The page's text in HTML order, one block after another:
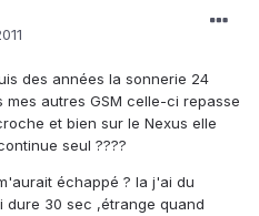
des années la sonnerie 24
autres GSM celle-ci repasse
et bien sur le Nexus elle
seul ????
échappé ? la j'ai du
dure 30 sec ,étrange quand